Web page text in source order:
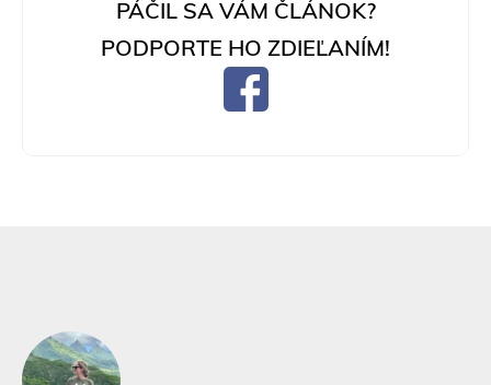
PÁČIL SA VÁM ČLÁNOK?
PODPORTE HO ZDIEĽANÍM!